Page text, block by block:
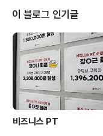
의 (7월, 9월)- 신한DS 신입사
(7월)- 숨고 과외 (7월 ~ 8월
월, 8월)- LG 헬로비전 부트캠
자증권 프로디지털아카데미
월)- 단테랑 야코 뮤지컬 (8월
이 블로그 인기글
비즈니스 PT